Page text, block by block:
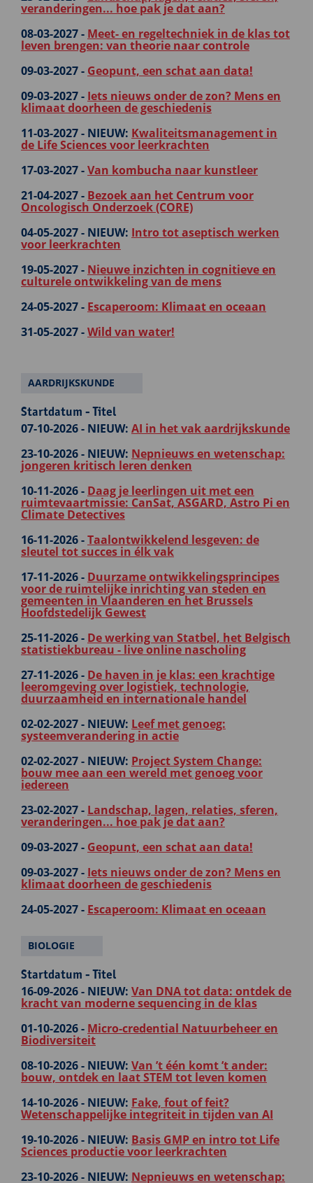
veranderingen... hoe pak je dat aan?
08-03-2027 - Meet- en regeltechniek in de klas tot
leven brengen: van theorie naar controle
09-03-2027 - Geopunt, een schat aan data!
09-03-2027 - Iets nieuws onder de zon? Mens en
klimaat doorheen de geschiedenis
11-03-2027 - NIEUW: Kwaliteitsmanagement in
de Life Sciences voor leerkrachten
17-03-2027 -Van kombucha naar kunstleer
21-04-2027 - Bezoek aan het Centrum voor
Oncologisch Onderzoek (CORE)
04-05-2027 - NIEUW: Intro tot aseptisch werken
voor leerkrachten
19-05-2027 - Nieuwe inzichten in cognitieve en
culturele ontwikkeling van de mens
24-05-2027 - Escaperoom: Klimaat en oceaan
31-05-2027 -Wild van water!
AARDRIJKSKUNDE
Startdatum - Titel
07-10-2026 - NIEUW: AI in het vak aardrijkskunde
23-10-2026 - NIEUW: Nepnieuws en wetenschap:
jongeren kritisch leren denken
10-11-2026 - Daag je leerlingen uit met een
ruimtevaartmissie: CanSat, ASGARD, Astro Pi en
Climate Detectives
16-11-2026 -Taalontwikkelend lesgeven: de
sleutel tot succes in élk vak
17-11-2026 - Duurzame ontwikkelingsprincipes
voor de ruimtelijke inrichting van steden en
gemeenten in Vlaanderen en het Brussels
Hoofdstedelijk Gewest
25-11-2026 - De werking van Statbel, het Belgisch
statistiekbureau - live online nascholing
27-11-2026 - De haven in je klas: een krachtige
leeromgeving over logistiek, technologie,
duurzaamheid en internationale handel
02-02-2027 - NIEUW: Leef met genoeg:
systeemverandering in actie
02-02-2027 - NIEUW: Project System Change:
bouw mee aan een wereld met genoeg voor
iedereen
23-02-2027 - Landschap, lagen, relaties, sferen,
veranderingen... hoe pak je dat aan?
09-03-2027 - Geopunt, een schat aan data!
09-03-2027 - Iets nieuws onder de zon? Mens en
klimaat doorheen de geschiedenis
24-05-2027 - Escaperoom: Klimaat en oceaan
BIOLOGIE
Startdatum - Titel
16-09-2026 - NIEUW: Van DNA tot data: ontdek de
kracht van moderne sequencing in de klas
01-10-2026 - Micro-credential Natuurbeheer en
Biodiversiteit
08-10-2026 - NIEUW: Van ’t één komt ’t ander:
bouw, ontdek en laat STEM tot leven komen
14-10-2026 - NIEUW: Fake, fout of feit?
Wetenschappelijke integriteit in tijden van AI
19-10-2026 - NIEUW: Basis GMP en intro tot Life
Sciences productie voor leerkrachten
23-10-2026 - NIEUW: Nepnieuws en wetenschap: